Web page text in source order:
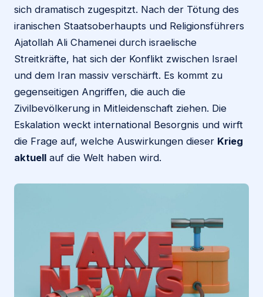
sich dramatisch zugespitzt. Nach der Tötung des
iranischen Staatsoberhaupts und Religionsführers
Ajatollah Ali Chamenei durch israelische
Streitkräfte, hat sich der Konflikt zwischen Israel
und dem Iran massiv verschärft. Es kommt zu
gegenseitigen Angriffen, die auch die
Zivilbevölkerung in Mitleidenschaft ziehen. Die
Eskalation weckt international Besorgnis und wirft
die Frage auf, welche Auswirkungen dieser Krieg
aktuell auf die Welt haben wird.